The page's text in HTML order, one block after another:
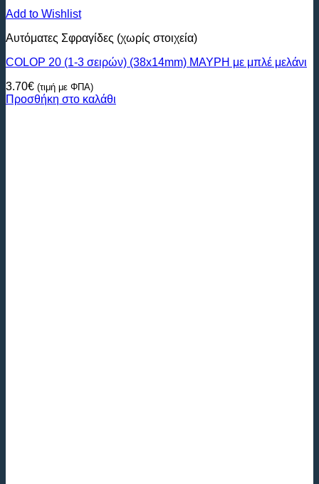
Add to Wishlist
Αυτόματες Σφραγίδες (χωρίς στοιχεία)
COLOP 20 (1-3 σειρών) (38x14mm) ΜΑΥΡΗ με μπλέ μελάνι
3.70€ (τιμή με ΦΠΑ)
Προσθήκη στο καλάθι